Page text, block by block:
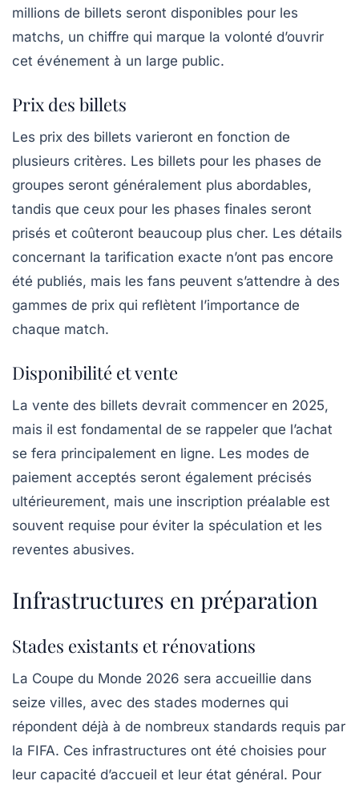
millions de billets seront disponibles pour les
matchs, un chiffre qui marque la volonté d’ouvrir
cet événement à un large public.
Prix des billets
Les prix des billets varieront en fonction de
plusieurs critères. Les billets pour les phases de
groupes seront généralement plus abordables,
tandis que ceux pour les phases finales seront
prisés et coûteront beaucoup plus cher. Les détails
concernant la tarification exacte n’ont pas encore
été publiés, mais les fans peuvent s’attendre à des
gammes de prix qui reflètent l’importance de
chaque match.
Disponibilité et vente
La vente des billets devrait commencer en 2025,
mais il est fondamental de se rappeler que l’achat
se fera principalement en ligne. Les modes de
paiement acceptés seront également précisés
ultérieurement, mais une inscription préalable est
souvent requise pour éviter la spéculation et les
reventes abusives.
Infrastructures en préparation
Stades existants et rénovations
La Coupe du Monde 2026 sera accueillie dans
seize villes, avec des stades modernes qui
répondent déjà à de nombreux standards requis par
la FIFA. Ces infrastructures ont été choisies pour
leur capacité d’accueil et leur état général. Pour